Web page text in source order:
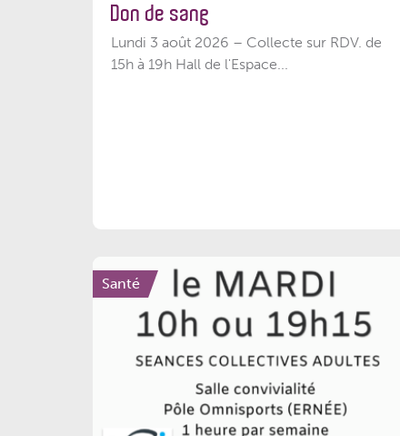
Don de sang
Lundi 3 août 2026 – Collecte sur RDV. de
15h à 19h Hall de l'Espace...
Santé